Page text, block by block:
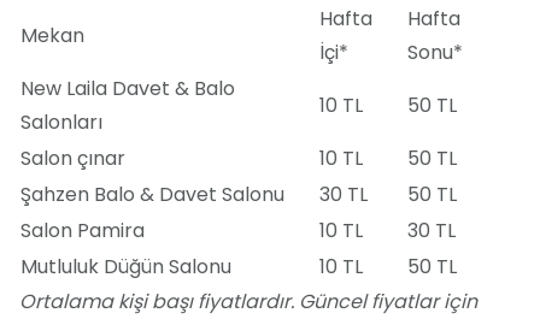
Mekan
Hafta
İçi*
Hafta
Sonu*
New Laila Davet & Balo
Salonları
10 TL
50 TL
Salon çınar
10 TL
50 TL
Şahzen Balo & Davet Salonu
30 TL
50 TL
Salon Pamira
10 TL
30 TL
Mutluluk Düğün Salonu
10 TL
50 TL
Ortalama kişi başı fiyatlardır. Güncel fiyatlar için